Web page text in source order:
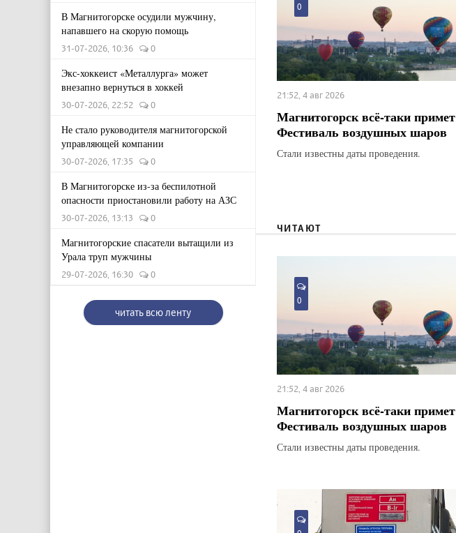
В Магнитогорске осудили мужчину,
напавшего на скорую помощь
31-07-2026, 10:36 0
Экс-хоккеист «Металлурга» может
внезапно вернуться в хоккей
30-07-2026, 22:52 0
Не стало руководителя магнитогорской
управляющей компании
30-07-2026, 17:35 0
В Магнитогорске из-за беспилотной
опасности приостановили работу на АЗС
30-07-2026, 13:13 0
Магнитогорские спасатели вытащили из
Урала труп мужчины
29-07-2026, 16:30 0
читать всю ленту
0
21:52, 4 авг 2026
Магнитогорск всё-таки примет
Фестиваль воздушных шаров
Стали известны даты проведения.
ЧИТАЮТ
0
21:52, 4 авг 2026
Магнитогорск всё-таки примет
Фестиваль воздушных шаров
Стали известны даты проведения.